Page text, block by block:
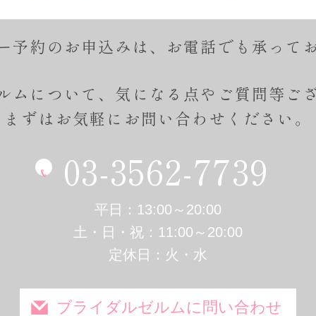
予約のお申込みは、 お電話でも承って
ムについて、気になる点やご質問等ご
まずはお気軽にお問い合わせください。
03-3562-7739
平日：13:00～20:00
土・日・祝：11:00～20:00
定休日：火・水
ブライダルゼルムに問い合わせ